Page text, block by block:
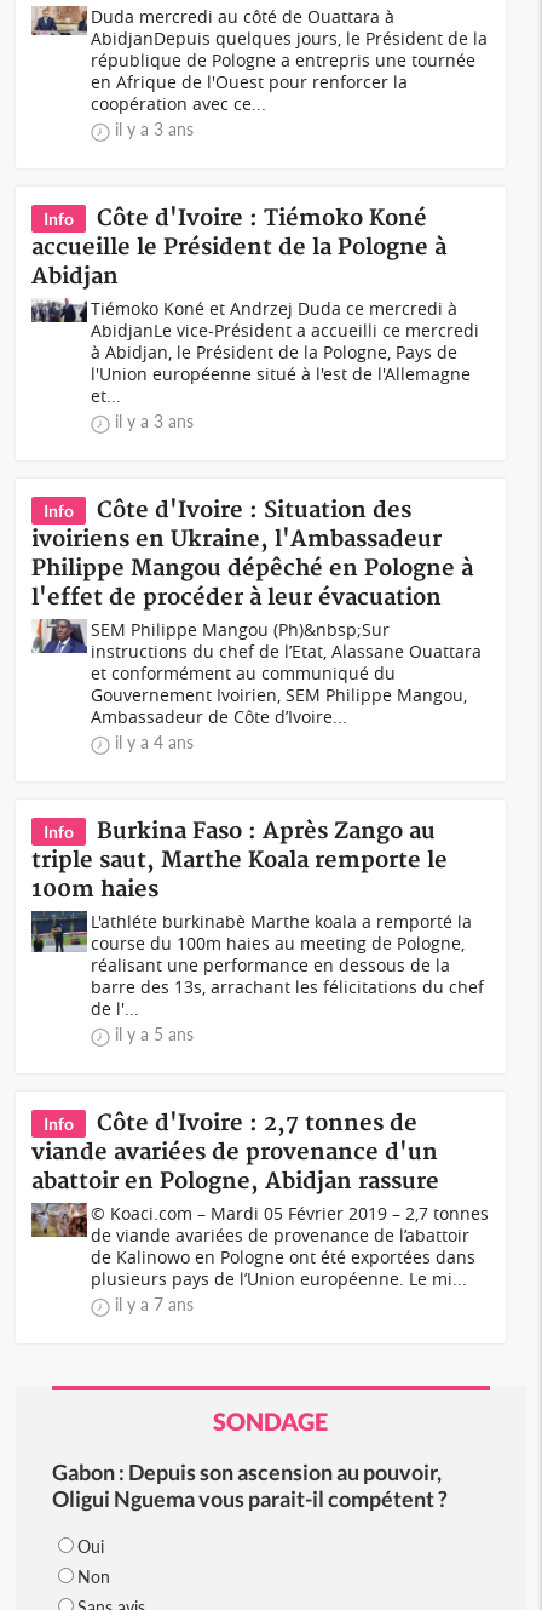
Duda mercredi au côté de Ouattara à
AbidjanDepuis quelques jours, le Président de la
république de Pologne a entrepris une tournée
en Afrique de l'Ouest pour renforcer la
coopération avec ce...
il y a 3 ans
Info
Côte d'Ivoire : Tiémoko Koné
accueille le Président de la Pologne à
Abidjan
Tiémoko Koné et Andrzej Duda ce mercredi à
AbidjanLe vice-Président a accueilli ce mercredi
à Abidjan, le Président de la Pologne, Pays de
l'Union européenne situé à l'est de l'Allemagne
et...
il y a 3 ans
Info
Côte d'Ivoire : Situation des
ivoiriens en Ukraine, l'Ambassadeur
Philippe Mangou dépêché en Pologne à
l'effet de procéder à leur évacuation
SEM Philippe Mangou (Ph)&nbsp;Sur
instructions du chef de l’Etat, Alassane Ouattara
et conformément au communiqué du
Gouvernement Ivoirien, SEM Philippe Mangou,
Ambassadeur de Côte d’Ivoire...
il y a 4 ans
Info
Burkina Faso : Après Zango au
triple saut, Marthe Koala remporte le
100m haies
L'athléte burkinabè Marthe koala a remporté la
course du 100m haies au meeting de Pologne,
réalisant une performance en dessous de la
barre des 13s, arrachant les félicitations du chef
de l'...
il y a 5 ans
Info
Côte d'Ivoire : 2,7 tonnes de
viande avariées de provenance d'un
abattoir en Pologne, Abidjan rassure
© Koaci.com – Mardi 05 Février 2019 – 2,7 tonnes
de viande avariées de provenance de l’abattoir
de Kalinowo en Pologne ont été exportées dans
plusieurs pays de l’Union européenne. Le mi...
il y a 7 ans
SONDAGE
Gabon : Depuis son ascension au pouvoir,
Oligui Nguema vous parait-il compétent ?
Oui
Non